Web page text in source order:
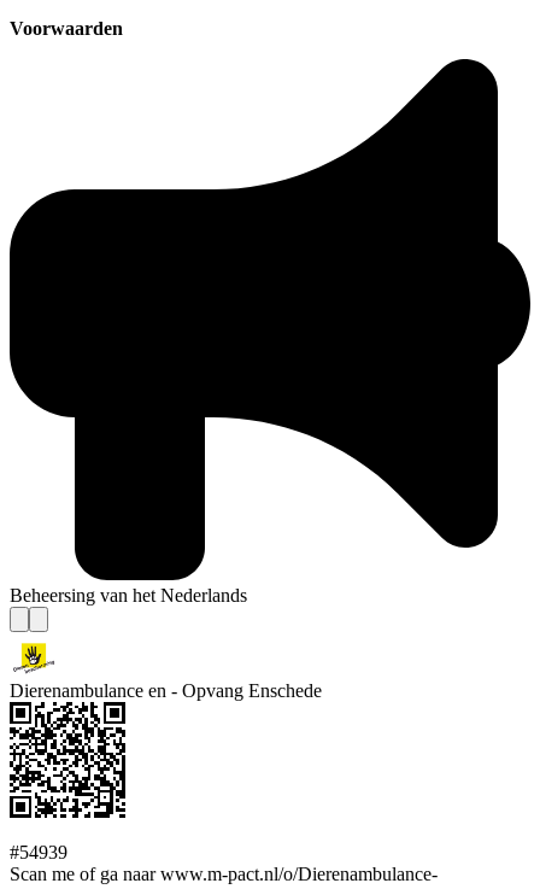
Voorwaarden
Beheersing van het Nederlands
Dierenambulance en - Opvang Enschede
#54939
Scan me of ga naar www.m-pact.nl/o/Dierenambulance-